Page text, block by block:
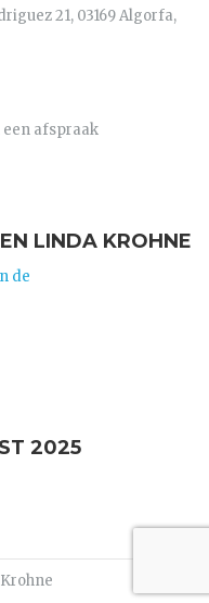
21, 03169 Algorfa,
afspraak
LINDA KROHNE
de
2025